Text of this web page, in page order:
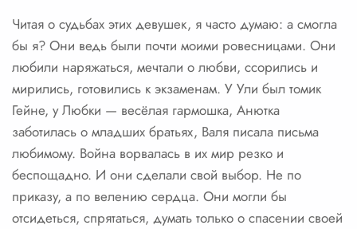
Читая о судьбах этих девушек, я часто думаю: а смогла
бы я? Они ведь были почти моими ровесницами. Они
любили наряжаться, мечтали о любви, ссорились и
мирились, готовились к экзаменам. У Ули был томик
Гейне, у Любки — весёлая гармошка, Анютка
заботилась о младших братьях, Валя писала письма
любимому. Война ворвалась в их мир резко и
беспощадно. И они сделали свой выбор. Не по
приказу, а по велению сердца. Они могли бы
отсидеться, спрятаться, думать только о спасении своей